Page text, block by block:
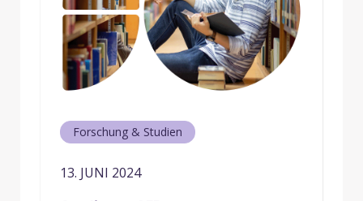
Forschung & Studien
13. JUNI 2024